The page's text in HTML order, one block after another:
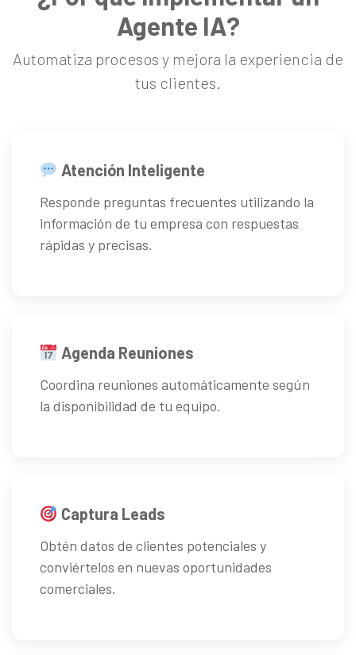
Agente IA?
Automatiza procesos y mejora la experiencia de
tus clientes.
Atención Inteligente
Responde preguntas frecuentes utilizando la
información de tu empresa con respuestas
rápidas y precisas.
Agenda Reuniones
Coordina reuniones automáticamente según
la disponibilidad de tu equipo.
Captura Leads
Obtén datos de clientes potenciales y
conviértelos en nuevas oportunidades
comerciales.